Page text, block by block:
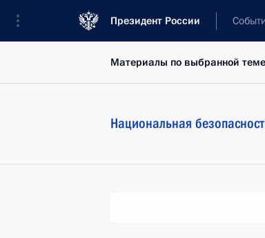
Президент России
Материалы по выбранной теме
Национальная